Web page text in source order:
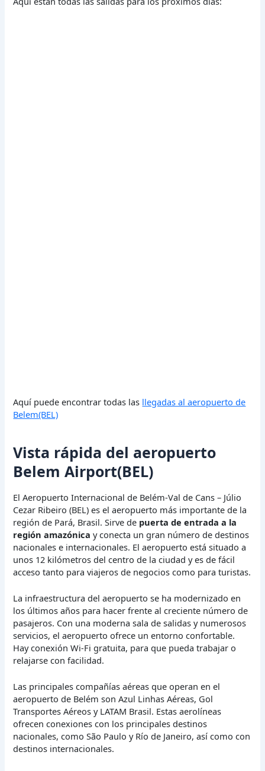
Aquí puede encontrar todas las llegadas al aeropuerto de
Belem(BEL)
Vista rápida del aeropuerto
Belem Airport(BEL)
El Aeropuerto Internacional de Belém-Val de Cans – Júlio
Cezar Ribeiro (BEL) es el aeropuerto más importante de la
región de Pará, Brasil. Sirve de puerta de entrada a la
región amazónica y conecta un gran número de destinos
nacionales e internacionales. El aeropuerto está situado a
unos 12 kilómetros del centro de la ciudad y es de fácil
acceso tanto para viajeros de negocios como para turistas.
La infraestructura del aeropuerto se ha modernizado en
los últimos años para hacer frente al creciente número de
pasajeros. Con una moderna sala de salidas y numerosos
servicios, el aeropuerto ofrece un entorno confortable.
Hay conexión Wi-Fi gratuita, para que pueda trabajar o
relajarse con facilidad.
Las principales compañías aéreas que operan en el
aeropuerto de Belém son Azul Linhas Aéreas, Gol
Transportes Aéreos y LATAM Brasil. Estas aerolíneas
ofrecen conexiones con los principales destinos
nacionales, como São Paulo y Río de Janeiro, así como con
destinos internacionales.